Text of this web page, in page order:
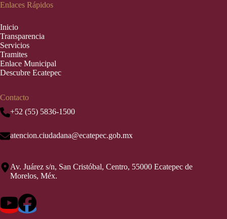
Enlaces Rápidos
Inicio
Transparencia
Servicios
Tramites
Enlace Municipal
Descubre Ecatepec
Contacto
+52 (55) 5836-1500
atencion.ciudadana@ecatepec.gob.mx
Av. Juárez s/n, San Cristóbal, Centro, 55000 Ecatepec de
Morelos, Méx.